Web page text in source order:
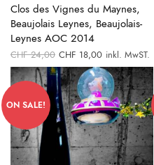
Clos des Vignes du Maynes,
Beaujolais Leynes, Beaujolais-
Leynes AOC 2014
CHF24,00 Ursprünglicher
Preis war:
CHF 24,00
CHF 18,00Aktueller
Preis ist:
CHF 18,00.
inkl. MwST.
ON SALE!